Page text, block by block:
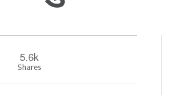
5.6k
Shares